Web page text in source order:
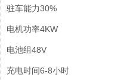
驻车能力30%
电机功率4KW
电池组48V
充电时间6-8小时